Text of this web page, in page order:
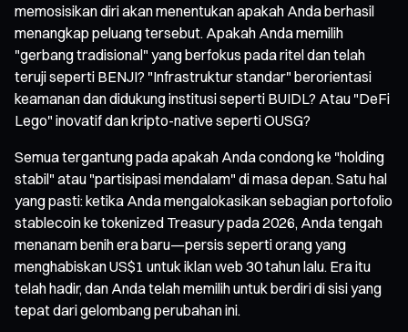
memosisikan diri akan menentukan apakah Anda berhasil
menangkap peluang tersebut. Apakah Anda memilih
"gerbang tradisional" yang berfokus pada ritel dan telah
teruji seperti BENJI? "Infrastruktur standar" berorientasi
keamanan dan didukung institusi seperti BUIDL? Atau "DeFi
Lego" inovatif dan kripto-native seperti OUSG?
Semua tergantung pada apakah Anda condong ke "holding
stabil" atau "partisipasi mendalam" di masa depan. Satu hal
yang pasti: ketika Anda mengalokasikan sebagian portofolio
stablecoin ke tokenized Treasury pada 2026, Anda tengah
menanam benih era baru—persis seperti orang yang
menghabiskan US$1 untuk iklan web 30 tahun lalu. Era itu
telah hadir, dan Anda telah memilih untuk berdiri di sisi yang
tepat dari gelombang perubahan ini.